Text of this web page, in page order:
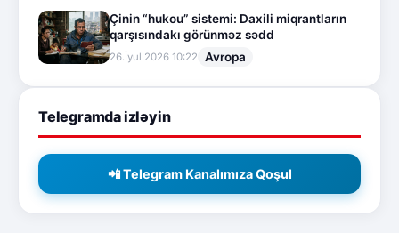
Çinin “hukou” sistemi: Daxili miqrantların
qarşısındakı görünməz sədd
26.İyul.2026 10:22 Avropa
Telegramda izləyin
📲 Telegram Kanalımıza Qoşul